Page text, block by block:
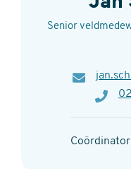
Senior
E-